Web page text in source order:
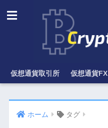
仮想通貨取引所 仮想通貨FX
ホーム タグ